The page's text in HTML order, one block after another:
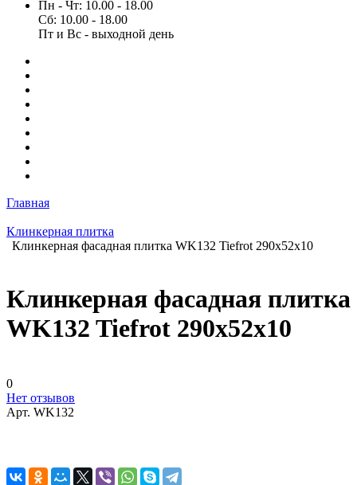
Пн - Чт: 10.00 - 18.00
Сб: 10.00 - 18.00
Пт и Вс - выходной день
Главная
Клинкерная плитка
Клинкерная фасадная плитка WK132 Tiefrot 290x52x10
Клинкерная фасадная плитка
WK132 Tiefrot 290x52x10
0
Нет отзывов
Арт. WK132